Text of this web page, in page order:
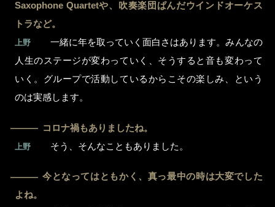
Saxophone Quartetや、吹奏楽団ぱんだウインドオーケス
トラなど。
上野
一緒に年を取っていく面白さはあります。みんなの
人生のステージが変わっていく、そうすると音も変わって
いく。グループで活動しているからこその楽しみ、という
のは実感します。
― コロナ禍もありましたね。
上野 そう、そんなこともありました。
― 今となってはともかく、真っ最中の時は大変でした
よね。